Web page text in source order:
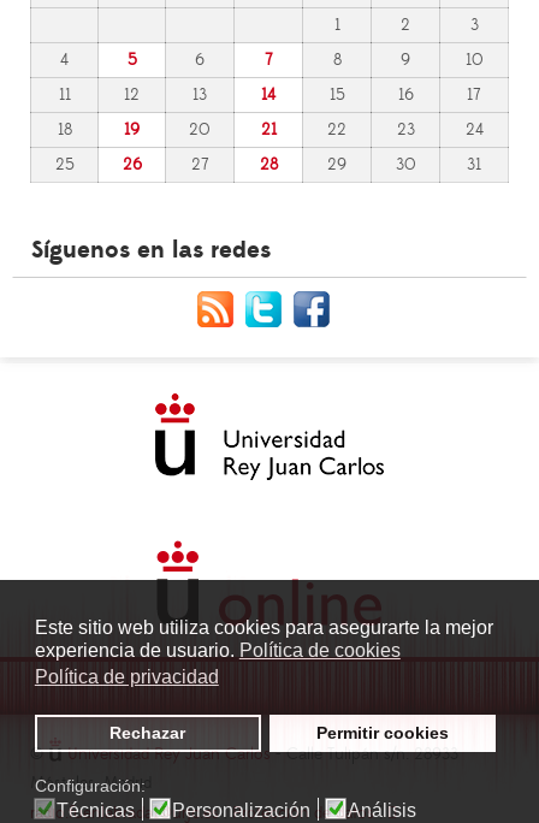
Este sitio web utiliza cookies para asegurarte la mejor
experiencia de usuario. Política de cookies
Política de privacidad
Rechazar Permitir cookies
Configuración:
Técnicas Personalización Análisis
1 2
3
4
5 6 7 8 9
10
11
12 13 14 15 16
17
18
19 20 21 22 23
24
25
26 27 28 29 30 31
Síguenos en las redes
© Universidad Rey Juan Carlos- Calle Tulipán s/n. 28933
Móstoles. Madrid
radio.fuenlabrada1@urjc.es|Protección de datos|